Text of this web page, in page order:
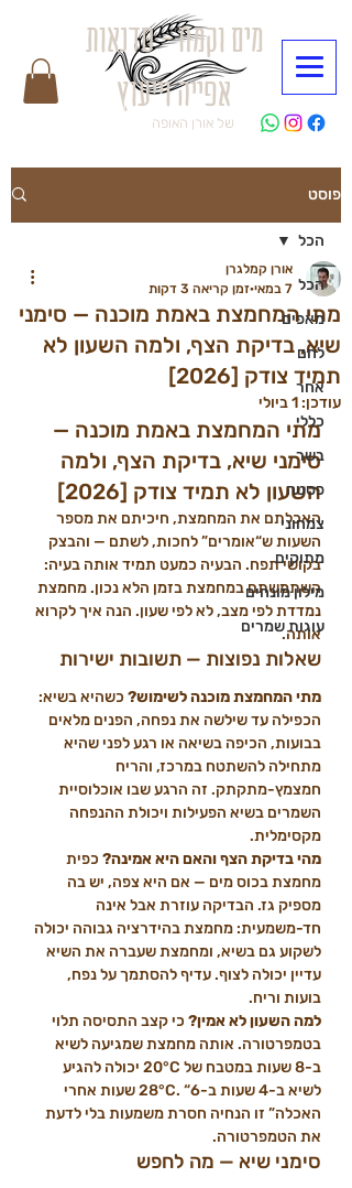
מים וקמח - סדנאות
אפייה וייעוץ
של אורן האופה
פוסט
הכל
מאפים
לחם
אחר
כללי
בשר
פסטה
צמחוני
מתוקים
מילון מונחים
עוגות שמרים
הכל
מתי המחמצת באמת מוכנה — סימני
שיא, בדיקת הצף, ולמה השעון לא
תמיד צודק [2026]
אורן קמלגרן
7 במאי
זמן קריאה 3 דקות
עודכן:1 ביולי
מתי המחמצת באמת מוכנה —
סימני שיא, בדיקת הצף, ולמה
השעון לא תמיד צודק [2026]
האכלתם את המחמצת, חיכיתם את מספר
השעות ש“אומרים” לחכות, לשתם — והבצק
בקושי תפח. הבעיה כמעט תמיד אותה בעיה:
השתמשתם במחמצת בזמן הלא נכון. מחמצת
נמדדת לפי מצב, לא לפי שעון. הנה איך לקרוא
אותה.
שאלות נפוצות — תשובות ישירות
מתי המחמצת מוכנה לשימוש? כשהיא בשיא:
הכפילה עד שילשה את נפחה, הפנים מלאים
בבועות, הכיפה בשיאה או רגע לפני שהיא
מתחילה להשתטח במרכז, והריח
חמצמץ-מתקתק. זה הרגע שבו אוכלוסיית
השמרים בשיא הפעילות ויכולת ההנפחה
מקסימלית.
מהי בדיקת הצף והאם היא אמינה? כפית
מחמצת בכוס מים — אם היא צפה, יש בה
מספיק גז. הבדיקה עוזרת אבל אינה
חד-משמעית: מחמצת בהידרציה גבוהה יכולה
לשקוע גם בשיא, ומחמצת שעברה את השיא
עדיין יכולה לצוף. עדיף להסתמך על נפח,
בועות וריח.
למה השעון לא אמין? כי קצב התסיסה תלוי
בטמפרטורה. אותה מחמצת שמגיעה לשיא
ב-8 שעות במטבח של 20°C יכולה להגיע
לשיא ב-4 שעות ב-28°C. “6 שעות אחרי
האכלה” זו הנחיה חסרת משמעות בלי לדעת
את הטמפרטורה.
סימני שיא — מה לחפש